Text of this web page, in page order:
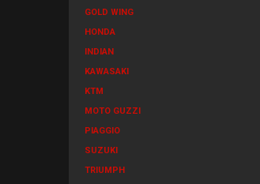
GOLD WING
HONDA
INDIAN
KAWASAKI
KTM
MOTO GUZZI
PIAGGIO
SUZUKI
TRIUMPH